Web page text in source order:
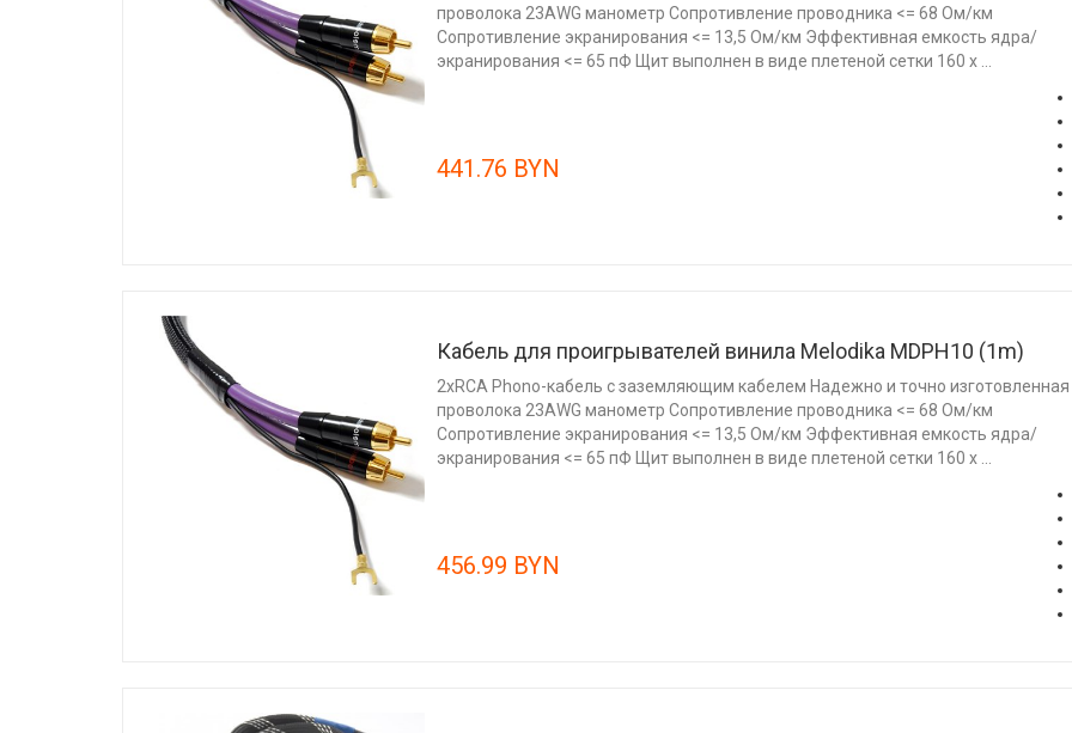
проволока 23AWG манометр Сопротивление проводника <= 68 Ом/км
Сопротивление экранирования <= 13,5 Ом/км Эффективная емкость ядра/
экранирования <= 65 пФ Щит выполнен в виде плетеной сетки 160 х ...
441.76 BYN
Кабель для проигрывателей винила Melodika MDPH10 (1m)
2xRCA Phono-кабель с заземляющим кабелем Надежно и точно изготовленная
проволока 23AWG манометр Сопротивление проводника <= 68 Ом/км
Сопротивление экранирования <= 13,5 Ом/км Эффективная емкость ядра/
экранирования <= 65 пФ Щит выполнен в виде плетеной сетки 160 х ...
456.99 BYN